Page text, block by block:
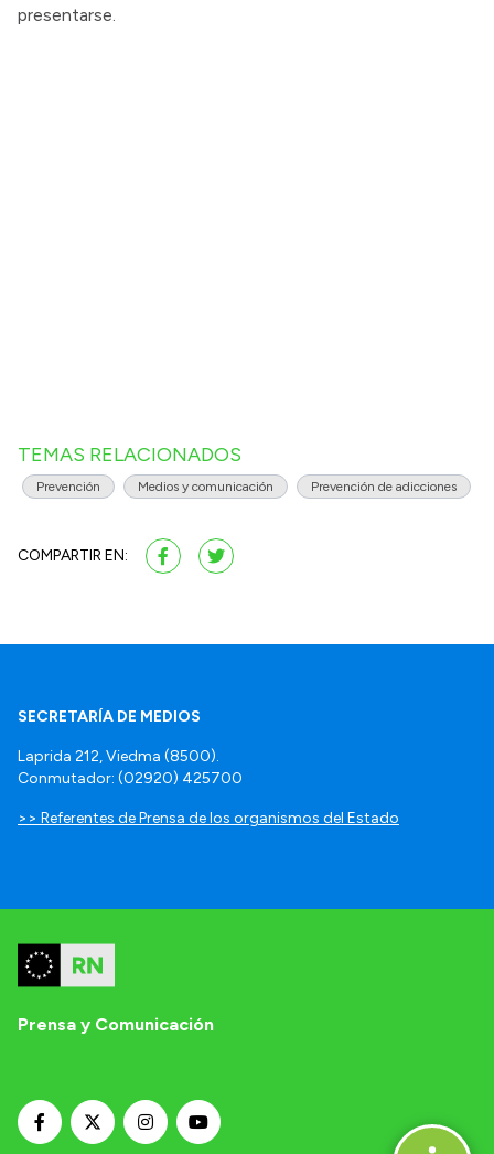
presentarse.
TEMAS RELACIONADOS
Prevención Medios y comunicación Prevención de adicciones
COMPARTIR EN:
SECRETARÍA DE MEDIOS
Laprida 212, Viedma (8500).
Conmutador: (02920) 425700
>> Referentes de Prensa de los organismos del Estado
Prensa y Comunicación